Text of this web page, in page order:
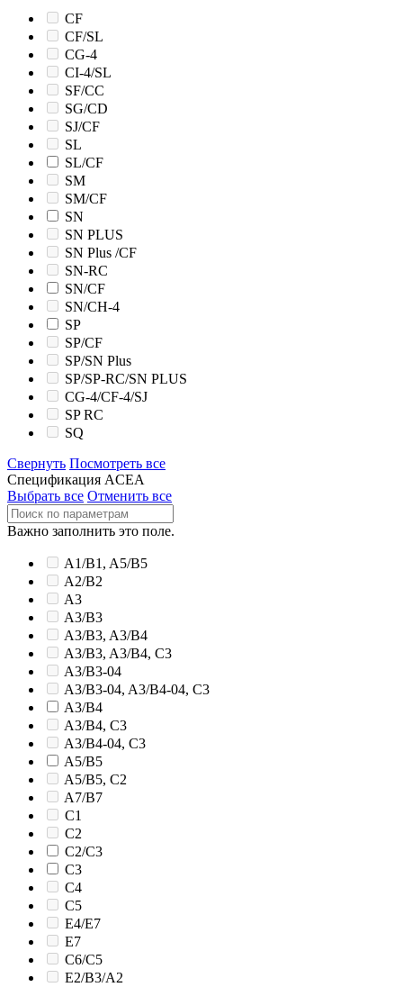
CF
CF/SL
CG-4
CI-4/SL
SF/CC
SG/CD
SJ/CF
SL
SL/CF
SM
SM/CF
SN
SN PLUS
SN Plus /CF
SN-RC
SN/CF
SN/CH-4
SP
SP/CF
SP/SN Plus
SP/SP-RC/SN PLUS
CG-4/CF-4/SJ
SP RC
SQ
Свернуть Посмотреть все
Спецификация ACEA
Выбрать все Отменить все
Важно заполнить это поле.
A1/B1, A5/B5
A2/B2
A3
A3/B3
A3/B3, A3/B4
A3/B3, A3/B4, C3
A3/B3-04
A3/B3-04, A3/B4-04, C3
A3/B4
A3/B4, C3
A3/B4-04, C3
A5/B5
A5/B5, C2
A7/B7
C1
C2
C2/C3
C3
C4
C5
E4/E7
E7
C6/C5
E2/B3/A2